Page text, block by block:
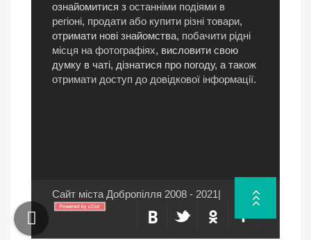
ознайомитися з останніми подіями в
регіоні, продати або купити різні товари,
отримати нові знайомства, побачити рідні
місця на фотографіях, висловити свою
думку в чаті, дізнатися про погоду, а також
отримати доступ до довідкової інформації.
Сайт міста Добропілля 2008 - 2021